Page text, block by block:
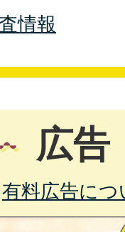
情報
広告
有料広告につ